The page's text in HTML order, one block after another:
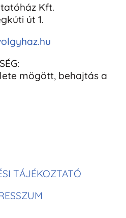
Kft.
út 1.
mögött, behajtás a
TÁJÉKOZTATÓ